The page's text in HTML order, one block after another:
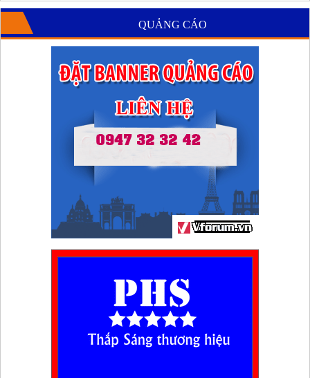
QUẢNG CÁO